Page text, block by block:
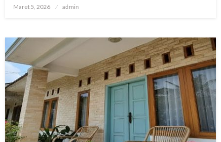
Posted
Maret 5, 2026 admin